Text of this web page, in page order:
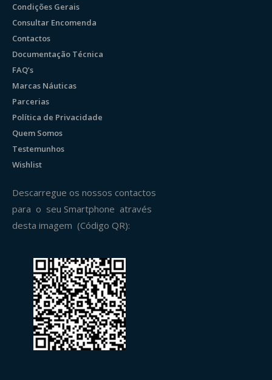
Condições Gerais
Consultar Encomenda
Contactos
Documentação Técnica
FAQ’s
Marcas Náuticas
Parcerias
Política de Privacidade
Quem Somos
Testemunhos
Wishlist
Descarregue os nossos contactos
para o seu Smartphone através
desta imagem (Código QR):